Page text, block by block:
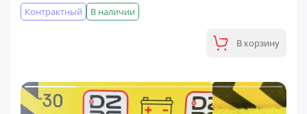
В наличии
Контрактный
В корзину